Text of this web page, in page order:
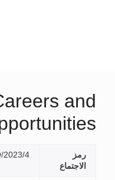
and
رمز
الاجتماع
2023/4